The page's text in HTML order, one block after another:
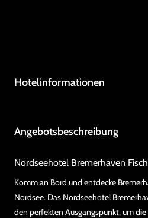
Hotelinformationen
Angebotsbeschreibung
Nordseehotel Bremerhaven
Komm an Bord und entdecke
Nordsee. Das Nordseehotel
den perfekten Ausgangspunkt, um